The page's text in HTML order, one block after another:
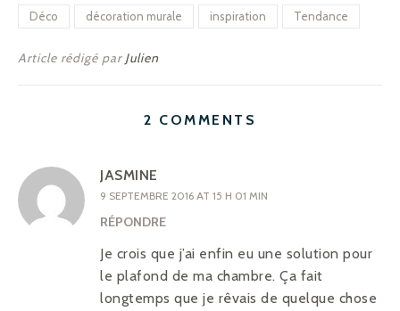
Déco décoration murale inspiration Tendance
Article rédigé par Julien
2 COMMENTS
JASMINE
9 SEPTEMBRE 2016 AT 15 H 01 MIN
RÉPONDRE
Je crois que j’ai enfin eu une solution pour
le plafond de ma chambre. Ça fait
longtemps que je rêvais de quelque chose